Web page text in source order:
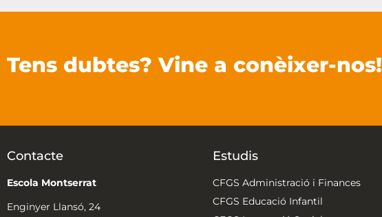
Tens dubtes? Vine a conèixer-nos!
Contacte
Escola Montserrat
Enginyer Llansó, 24
Estudis
CFGS Administració i Finances
CFGS Educació Infantil